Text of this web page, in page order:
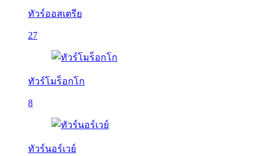
ทัวร์ออสเตรีย
27
ทัวร์โมร็อกโก
8
ทัวร์นอร์เวย์